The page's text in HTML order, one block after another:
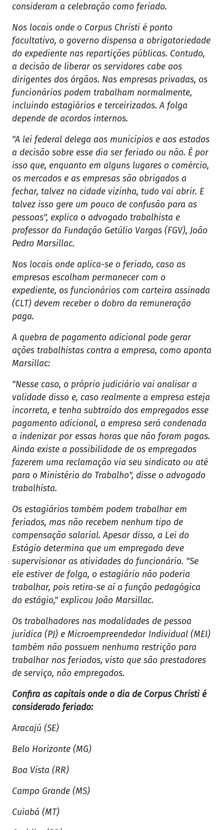
consideram a celebração como feriado.
Nos locais onde o Corpus Christi é ponto
facultativo, o governo dispensa a obrigatoriedade
do expediente nas repartições públicas. Contudo,
a decisão de liberar os servidores cabe aos
dirigentes dos órgãos. Nas empresas privadas, os
funcionários podem trabalham normalmente,
incluindo estagiários e terceirizados. A folga
depende de acordos internos.
"A lei federal delega aos municípios e aos estados
a decisão sobre esse dia ser feriado ou não. É por
isso que, enquanto em alguns lugares o comércio,
os mercados e as empresas são obrigados a
fechar, talvez na cidade vizinha, tudo vai abrir. E
talvez isso gere um pouco de confusão para as
pessoas", explica o advogado trabalhista e
professor da Fundação Getúlio Vargas (FGV), João
Pedro Marsillac.
Nos locais onde aplica-se o feriado, caso as
empresas escolham permanecer com o
expediente, os funcionários com carteira assinada
(CLT) devem receber o dobro da remuneração
paga.
A quebra de pagamento adicional pode gerar
ações trabalhistas contra a empresa, como aponta
Marsillac:
"Nesse caso, o próprio judiciário vai analisar a
validade disso e, caso realmente a empresa esteja
incorreta, e tenha subtraído dos empregados esse
pagamento adicional, a empresa será condenada
a indenizar por essas horas que não foram pagas.
Ainda existe a possibilidade de os empregados
fazerem uma reclamação via seu sindicato ou até
para o Ministério do Trabalho", disse o advogado
trabalhista.
Os estagiários também podem trabalhar em
feriados, mas não recebem nenhum tipo de
compensação salarial. Apesar disso, a Lei do
Estágio determina que um empregado deve
supervisionar as atividades do funcionário. "Se
ele estiver de folga, o estagiário não poderia
trabalhar, pois retira-se aí a função pedagógica
do estágio," explicou João Marsillac.
Os trabalhadores nas modalidades de pessoa
jurídica (PJ) e Microempreendedor Individual (MEI)
também não possuem nenhuma restrição para
trabalhar nos feriados, visto que são prestadores
de serviço, não empregados.
Confira as capitais onde o dia de Corpus Christi é
considerado feriado:
Aracajú (SE)
Belo Horizonte (MG)
Boa Vista (RR)
Campo Grande (MS)
Cuiabá (MT)